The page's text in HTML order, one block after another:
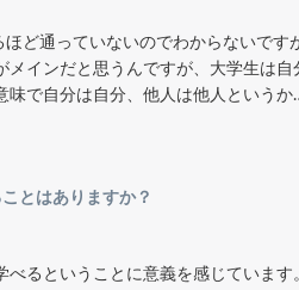
ど通っていないのでわからないで
インだと思うんですが、大学生は
味で自分は自分、他人は他人という
とはありますか？
べるということに意義を感じていま